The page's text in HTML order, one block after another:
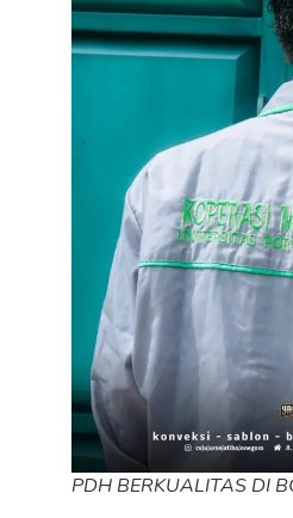
PDH BERKUALITAS DI